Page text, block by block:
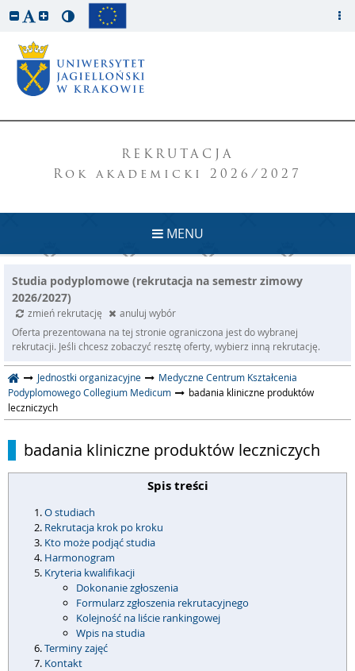
REKRUTACJA
Rok akademicki 2026/2027
MENU
Studia podyplomowe (rekrutacja na semestr zimowy
2026/2027)
zmień rekrutację
anuluj wybór
Oferta prezentowana na tej stronie ograniczona jest do wybranej
rekrutacji. Jeśli chcesz zobaczyć resztę oferty, wybierz inną rekrutację.
Jednostki organizacyjne
Medyczne Centrum Kształcenia
Podyplomowego Collegium Medicum
badania kliniczne produktów
leczniczych
badania kliniczne produktów leczniczych
Spis treści
O studiach
Rekrutacja krok po kroku
Kto może podjąć studia
Harmonogram
Kryteria kwalifikacji
Dokonanie zgłoszenia
Formularz zgłoszenia rekrutacyjnego
Kolejność na liście rankingowej
Wpis na studia
Terminy zajęć
Kontakt